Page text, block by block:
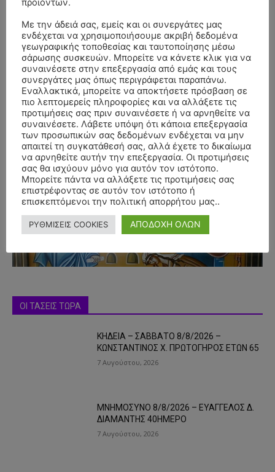
- Advertisment -
ΟΙ ΤΑΣΕΙΣ ΤΩΡΑ
ΚΗΔΕΙΑ – ΣΑΒΒΑΤΟ 8/8/2026 –
ΚΩΝΣΤΑΝΤΙΝΟΣ Χ. ΠΡΩΤΟΓΗΡΟΣ ΕΤΩΝ 65
7 Αυγούστου, 2026
ΜΝΗΜΟΣΥΝΟ 8/8/2026 – ΕΥΑΓΓΕΛΟΣ Δ.
ΔΙΑΜΑΝΤΗΣ 40ΗΜΕΡΟ
7 Αυγούστου, 2026
Με την άδειά σας, εμείς και οι συνεργάτες μας
ενδέχεται να χρησιμοποιήσουμε ακριβή δεδομένα
γεωγραφικής τοποθεσίας και ταυτοποίησης μέσω
σάρωσης συσκευών. Μπορείτε να κάνετε κλικ για να
συναινέσετε στην επεξεργασία από εμάς και τους
συνεργάτες μας όπως περιγράφεται παραπάνω.
Εναλλακτικά, μπορείτε να αποκτήσετε πρόσβαση σε
πιο λεπτομερείς πληροφορίες και να αλλάξετε τις
προτιμήσεις σας πριν συναινέσετε ή να αρνηθείτε να
συναινέσετε. Λάβετε υπόψη ότι κάποια επεξεργασία
των προσωπικών σας δεδομένων ενδέχεται να μην
απαιτεί τη συγκατάθεσή σας, αλλά έχετε το δικαίωμα
να αρνηθείτε αυτήν την επεξεργασία. Οι προτιμήσεις
σας θα ισχύουν μόνο για αυτόν τον ιστότοπο.
Μπορείτε πάντα να αλλάξετε τις προτιμήσεις σας
επιστρέφοντας σε αυτόν τον ιστότοπο ή
επισκεπτόμενοι την πολιτική απορρήτου μας..
ΡΥΘΜΙΣΕΙΣ COOKIES ΑΠΟΔΟΧΗ ΟΛΩΝ